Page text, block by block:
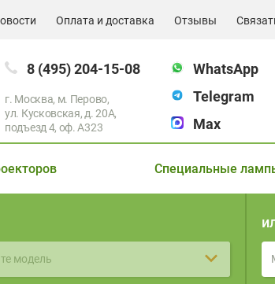
Оплата и доставка Отзывы
8 (495) 204-15-08
г. Москва, м. Перово,
ул. Кусковская, д. 20А,
подъезд 4, оф. A323
WhatsApp
Telegram
Max
Специальные
модель